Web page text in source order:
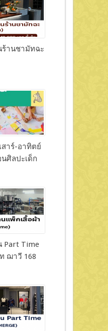
ร้านชามัทฉะ
สาร์-อาทิตย์
ศิลปะเด็ก
Part Time
ฌาวี 168